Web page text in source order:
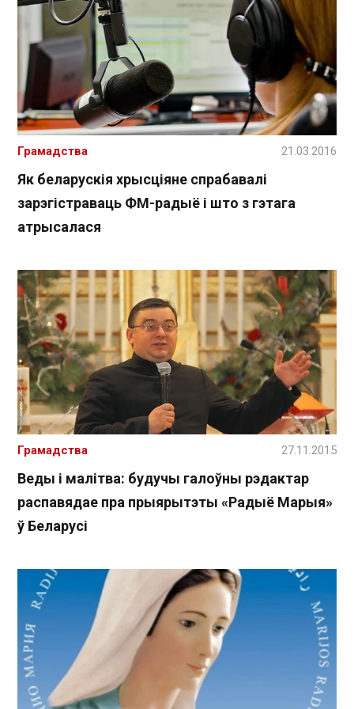
Як беларускія хрысціяне спрабавалі
зарэгістраваць ФМ-радыё і што з гэтага
атрысалася
Грамадства 21.03.2016
Веды і малітва: будучы галоўны рэдактар
распавядае пра прыярытэты «Радыё Марыя»
ў Беларусі
Грамадства 27.11.2015